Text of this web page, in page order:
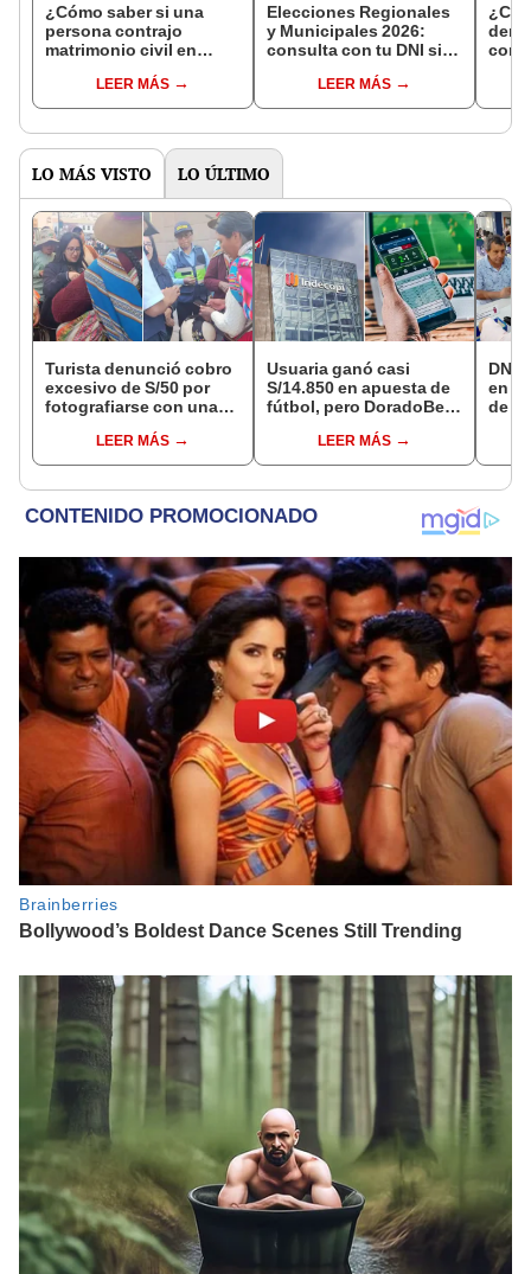
¿Cómo saber si una
persona contrajo
matrimonio civil en
LEER MÁS
Elecciones Regionales
y Municipales 2026:
consulta con tu DNI si
de mesa para este 4 de
octubre en el link oficial
LEER MÁS
con
LO MÁS VISTO LO ÚLTIMO
Turista denunció cobro
excesivo de S/50 por
fotografiarse con una
serenazgo recuperó el
dinero
LEER MÁS
Usuaria ganó casi
S/14.850 en apuesta de
fútbol, pero DoradoBet
Indecopi multó a la
empresa con más de S/
LEER MÁS
DNI
en
de